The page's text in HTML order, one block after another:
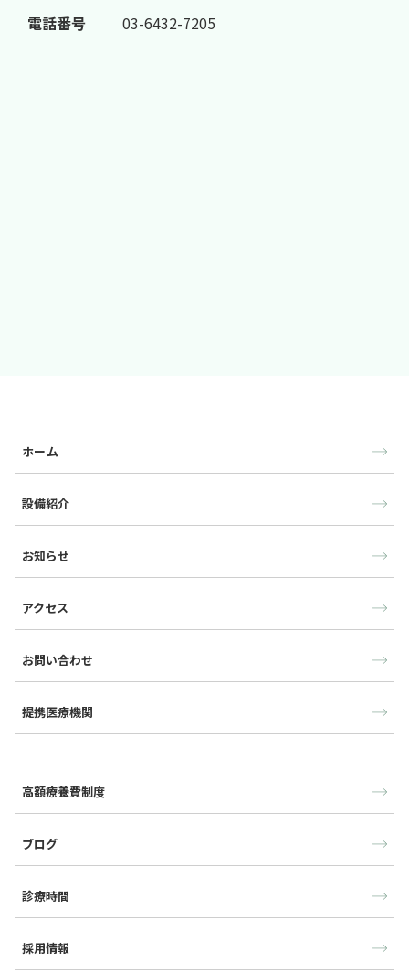
電話番号 03-6432-7205
ホーム
設備紹介
お知らせ
アクセス
お問い合わせ
提携医療機関
高額療養費制度
ブログ
診療時間
採用情報